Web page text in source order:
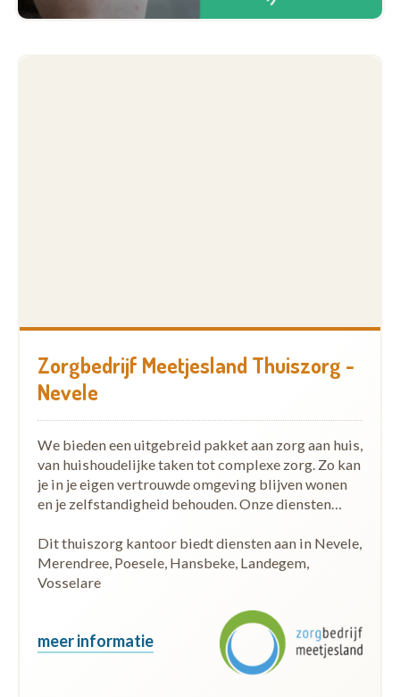
Zorgbedrijf Meetjesland Thuiszorg -
Nevele
We bieden een uitgebreid pakket aan zorg aan huis,
van huishoudelijke taken tot complexe zorg. Zo kan
je in je eigen vertrouwde omgeving blijven wonen
en je zelfstandigheid behouden. Onze diensten…
Dit thuiszorg kantoor biedt diensten aan in Nevele,
Merendree, Poesele, Hansbeke, Landegem,
Vosselare
meer informatie